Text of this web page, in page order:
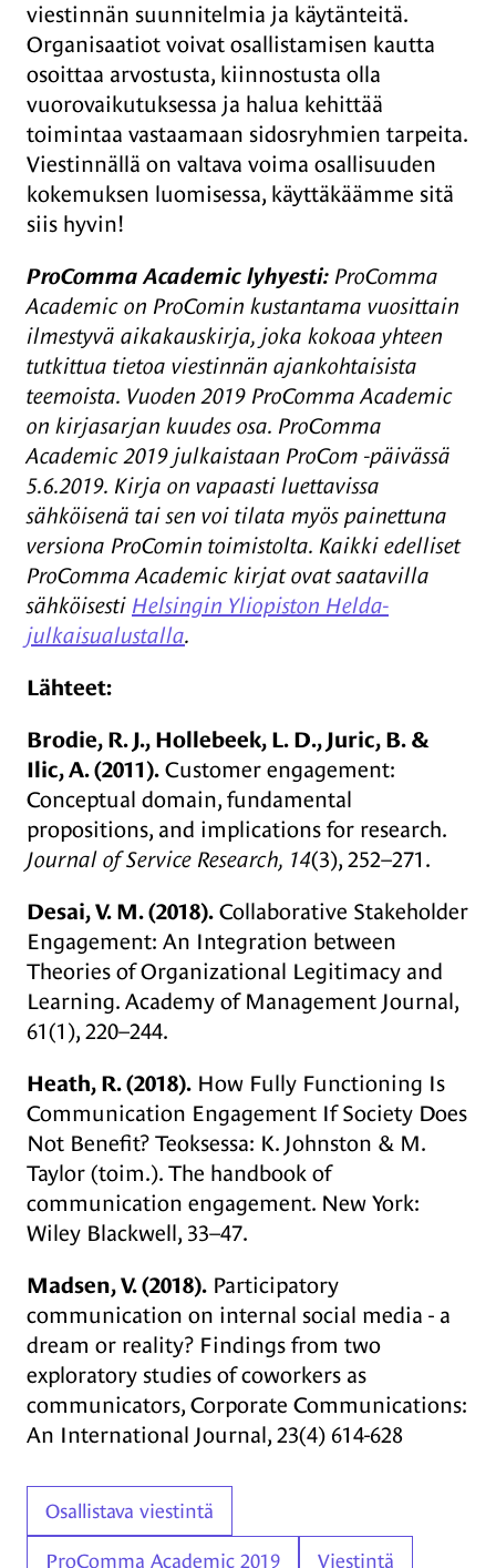
viestinnän suunnitelmia ja käytänteitä.
Organisaatiot voivat osallistamisen kautta
osoittaa arvostusta, kiinnostusta olla
vuorovaikutuksessa ja halua kehittää
toimintaa vastaamaan sidosryhmien tarpeita.
Viestinnällä on valtava voima osallisuuden
kokemuksen luomisessa, käyttäkäämme sitä
siis hyvin!
ProComma Academic lyhyesti: ProComma
Academic on ProComin kustantama vuosittain
ilmestyvä aikakauskirja, joka kokoaa yhteen
tutkittua tietoa viestinnän ajankohtaisista
teemoista. Vuoden 2019 ProComma Academic
on kirjasarjan kuudes osa. ProComma
Academic 2019 julkaistaan ProCom -päivässä
5.6.2019. Kirja on vapaasti luettavissa
sähköisenä tai sen voi tilata myös painettuna
versiona ProComin toimistolta. Kaikki edelliset
ProComma Academic kirjat ovat saatavilla
sähköisesti Helsingin Yliopiston Helda-
julkaisualustalla.
Lähteet:
Brodie, R. J., Hollebeek, L. D., Juric, B. &
Ilic, A. (2011). Customer engagement:
Conceptual domain, fundamental
propositions, and implications for research.
Journal of Service Research, 14(3), 252–271.
Desai, V. M. (2018). Collaborative Stakeholder
Engagement: An Integration between
Theories of Organizational Legitimacy and
Learning. Academy of Management Journal,
61(1), 220–244.
Heath, R. (2018). How Fully Functioning Is
Communication Engagement If Society Does
Not Benefit? Teoksessa: K. Johnston & M.
Taylor (toim.). The handbook of
communication engagement. New York:
Wiley Blackwell, 33–47.
Madsen, V. (2018). Participatory
communication on internal social media - a
dream or reality? Findings from two
exploratory studies of coworkers as
communicators, Corporate Communications:
An International Journal, 23(4) 614-628
Asiasanat
Osallistava viestintä
ProComma Academic 2019 Viestintä